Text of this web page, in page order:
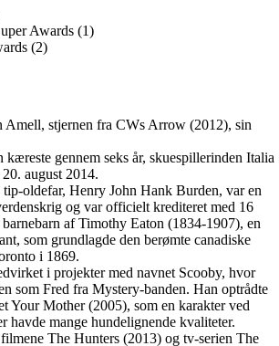
Awards (1)
(2)
Amell, stjernen fra CWs Arrow (2012), sin
kæreste gennem seks år, skuespillerinden Italia
august 2014.
tip-oldefar, Henry John Hank Burden, var en
og var officielt krediteret med 16
af Timothy Eaton (1834-1907), en
som grundlagde den berømte canadiske
i 1869.
i projekter med navnet Scooby, hvor
som Fred fra Mystery-banden. Han optrådte
Your Mother (2005), som en karakter ved
havde mange hundelignende kvaliteter.
The Hunters (2013) og tv-serien The